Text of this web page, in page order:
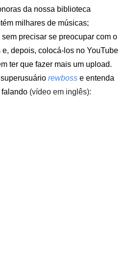
da nossa biblioteca
milhares de músicas;
precisar se preocupar com o
depois, colocá-los no YouTube
ter que fazer mais um upload.
rewboss e entenda
falando (vídeo em inglês):